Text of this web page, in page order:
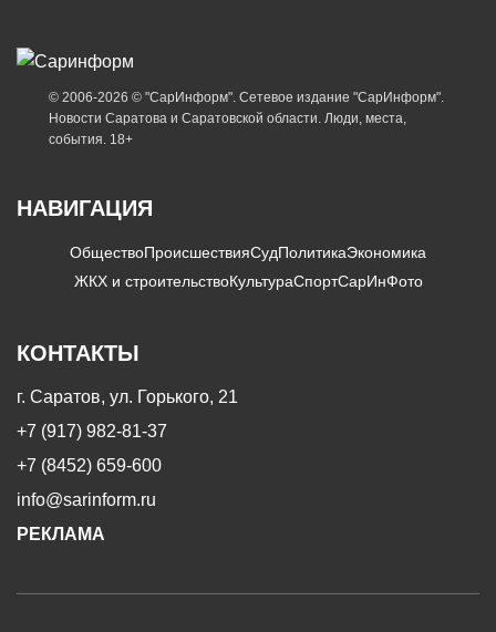
© 2006-2026 © "СарИнформ". Сетевое издание "СарИнформ".
Новости Саратова и Саратовской области. Люди, места,
события. 18+
НАВИГАЦИЯ
ОбществоПроисшествияСудПолитикаЭкономика
ЖКХ и строительствоКультураСпортСарИнФото
КОНТАКТЫ
г. Саратов, ул. Горького, 21
+7 (917) 982-81-37
+7 (8452) 659-600
info@sarinform.ru
РЕКЛАМА